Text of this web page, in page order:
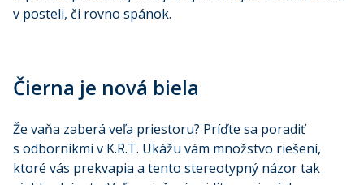
v posteli, či rovno spánok.
Čierna je nová biela
Že vaňa zaberá veľa priestoru? Príďte sa poradiť
s odborníkmi v K.R.T. Ukážu vám množstvo riešení,
ktoré vás prekvapia a tento stereotypný názor tak